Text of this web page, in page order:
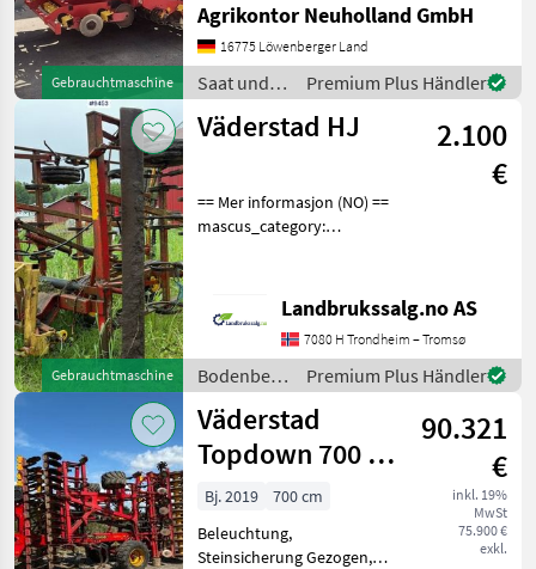
Gebrauchtmaschine
daraufhin Maschinen
kaufen, bitte kontrollieren
Sie die Auftragsbestätigung,
Proforma und auch R
Agrikontor Neuholland GmbH
16775 Löwenberger Land
Saat und
Pflege /
Väderstad
Premium Plus Händler
Gebrauchtmaschine
Väderstad HJ
2.100
€
== Mer informasjon (NO) ==
mascus_category:
upon request: 9453 See
en.landbrukssalg.no/9453
for more images Speci
Landbrukssalg.no AS
7080 H Trondheim – Tromsø
Bodenbearbeitung
/ Väderstad
Premium Plus Händler
Väderstad
Topdown 700 +
Biodrill
90.321
€
inkl. 19%
MwSt
75.900 €
exkl.
Bj. 2019
700 cm
Beleuchtung,
Steinsicherung Gezogen,